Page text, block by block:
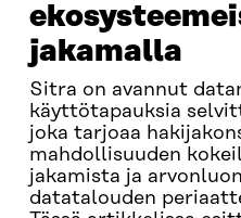
jakamalla
Sitra on avannut
käyttötapauksia
joka tarjoaa
mahdollisuuden
jakamista ja
datatalouden